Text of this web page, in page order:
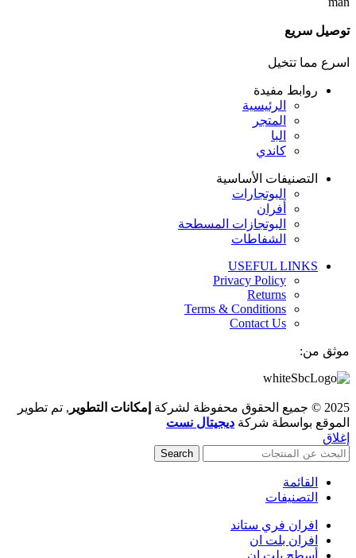
توصيل سريع
اسرع مما تتخيل
روابط مفيدة
الرئيسية
المتجر
البا
كاندي
التصنيفات الأساسية
البوتجارات
أفران
البوتجازات المسطحة
الشفاطات
USEFUL LINKS
Privacy Policy
Returns
Terms & Conditions
Contact Us
موثق من:
2025 © جميع الحقوق محفوظة لشركة إمكانات التطوير , تم تطوير
الموقع بواسطة شركة ديجيتال نست
إغلاق
Search
القائمة
التصنيفات
افران فري ستاند
افران بلت ان